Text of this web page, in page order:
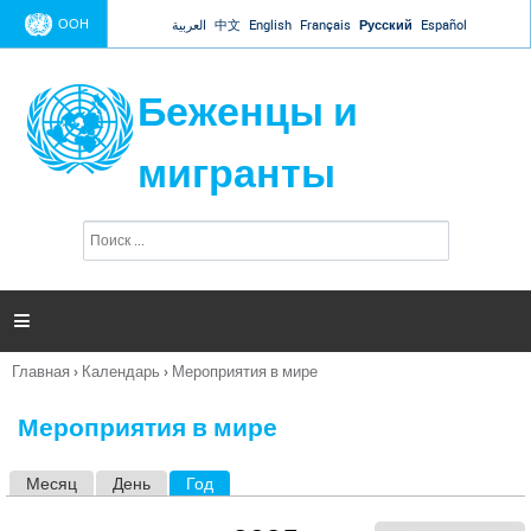
Jump to navigation
ООН العربية 中文 English Français Русский Español
Беженцы и
мигранты
п
и

Вы
Главная › Календарь › Мероприятия в мире
Мероприятия в мире
Месяц День Год